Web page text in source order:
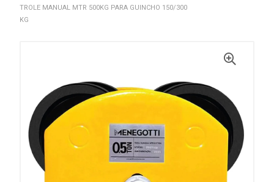
TROLE MANUAL MTR 500KG PARA GUINCHO 150/300
KG